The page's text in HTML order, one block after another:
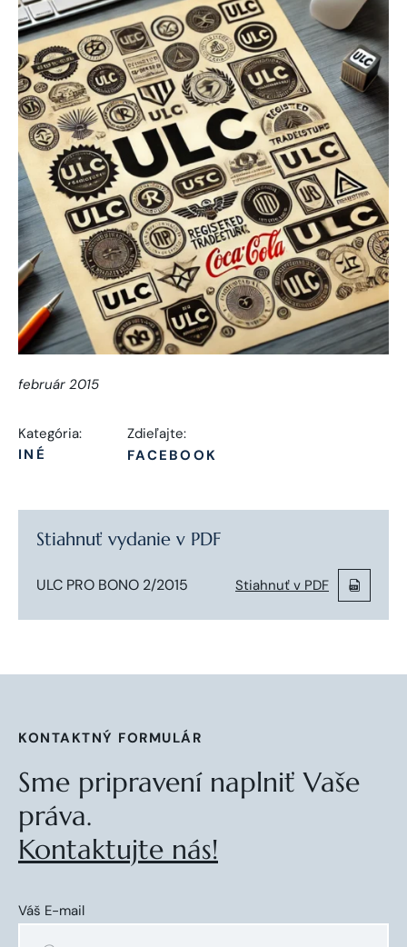
február 2015
Kategória:
INÉ
Zdieľajte:
FACEBOOK
Stiahnuť vydanie v PDF
ULC PRO BONO 2/2015 Stiahnuť v PDF
KONTAKTNÝ FORMULÁR
Sme pripravení naplniť Vaše
práva.
Kontaktujte nás!
Váš E-mail